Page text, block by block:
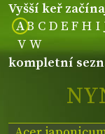
vyšší keř
AB C D E F H I
V W
kompletní